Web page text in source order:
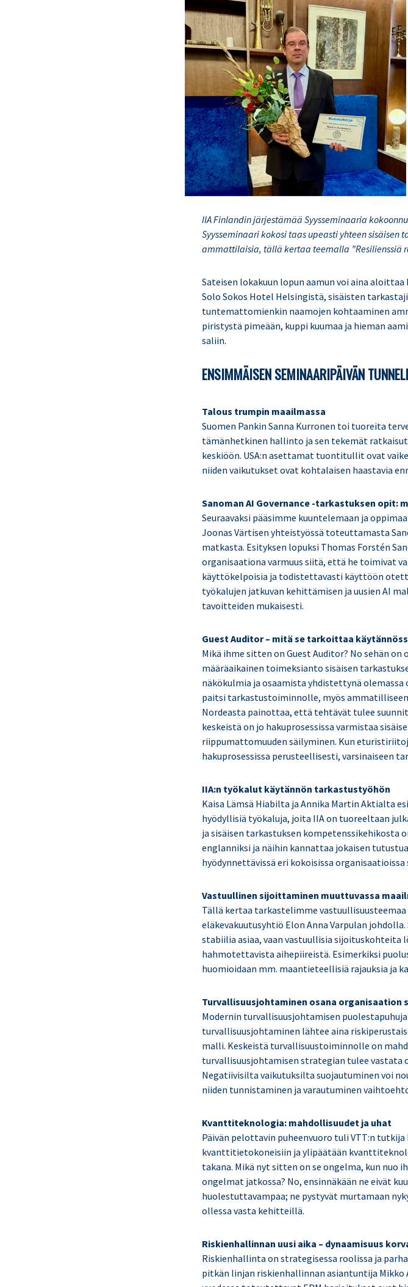
IIA Finlandin järjestämää Syysseminaaria
Syysseminaari kokosi taas upeasti yhteen
ammattilaisia, tällä kertaa teemalla ”Resilienssiä
Sateisen lokakuun lopun aamun voi aina
Solo Sokos Hotel Helsingistä, sisäisten
tuntemattomienkin naamojen kohtaaminen
piristystä pimeään, kuppi kuumaa ja hieman
saliin.
ENSIMMÄISEN SEMINAARIPÄIVÄN
Talous trumpin maailmassa
Suomen Pankin Sanna Kurronen toi tuoreita
tämänhetkinen hallinto ja sen tekemät
keskiöön. USA:n asettamat tuontitullit ovat
niiden vaikutukset ovat kohtalaisen haastavia
Sanoman AI Governance -tarkastuksen opit:
Seuraavaksi pääsimme kuuntelemaan ja
Joonas Värtisen yhteistyössä toteuttamasta
matkasta. Esityksen lopuksi Thomas Forstén
organisaationa varmuus siitä, että he toimivat
käyttökelpoisia ja todistettavasti käyttöön
työkalujen jatkuvan kehittämisen ja uusien AI
tavoitteiden mukaisesti.
Guest Auditor – mitä se tarkoittaa
Mikä ihme sitten on Guest Auditor? No sehän
määräaikainen toimeksianto sisäisen
näkökulmia ja osaamista yhdistettynä
paitsi tarkastustoiminnolle, myös
Nordeasta painottaa, että tehtävät tulee
keskeistä on jo hakuprosessissa varmistaa
riippumattomuuden säilyminen. Kun
hakuprosessissa perusteellisesti, varsinaiseen
IIA:n työkalut käytännön tarkastustyöhön
Kaisa Lämsä Hiabilta ja Annika Martin Aktialta
hyödyllisiä työkaluja, joita IIA on tuoreeltaan
ja sisäisen tarkastuksen kompetenssikehikosta
englanniksi ja näihin kannattaa jokaisen
hyödynnettävissä eri kokoisissa organisaatioissa
Vastuullinen sijoittaminen muuttuvassa
Tällä kertaa tarkastelimme
eläkevakuutusyhtiö Elon Anna Varpulan
stabiilia asiaa, vaan vastuullisia
hahmotettavista aihepiireistä. Esimerkiksi
huomioidaan mm. maantieteellisiä rajauksia ja
Turvallisuusjohtaminen osana organisaation
Modernin turvallisuusjohtamisen
turvallisuusjohtaminen lähtee aina
malli. Keskeistä turvallisuustoiminnolle on
turvallisuusjohtamisen strategian tulee vastata
Negatiivisilta vaikutuksilta suojautuminen voi
niiden tunnistaminen ja varautuminen
Kvanttiteknologia: mahdollisuudet ja uhat
Päivän pelottavin puheenvuoro tuli VTT:n
kvanttitietokoneisiin ja ylipäätään
takana. Mikä nyt sitten on se ongelma, kun nuo
ongelmat jatkossa? No, ensinnäkään ne eivät
huolestuttavampaa; ne pystyvät murtamaan
ollessa vasta kehitteillä.
Riskienhallinnan uusi aika – dynaamisuus
Riskienhallinta on strategisessa roolissa ja
pitkän linjan riskienhallinnan asiantuntija Mikko